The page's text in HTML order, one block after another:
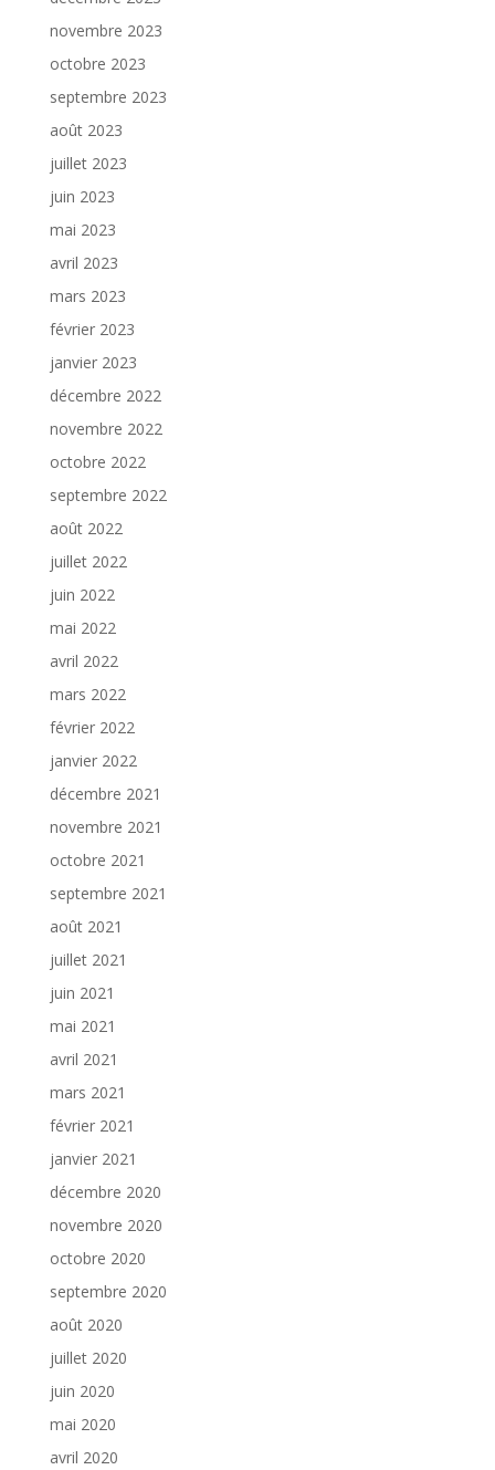
novembre 2023
octobre 2023
septembre 2023
août 2023
juillet 2023
juin 2023
mai 2023
avril 2023
mars 2023
février 2023
janvier 2023
décembre 2022
novembre 2022
octobre 2022
septembre 2022
août 2022
juillet 2022
juin 2022
mai 2022
avril 2022
mars 2022
février 2022
janvier 2022
décembre 2021
novembre 2021
octobre 2021
septembre 2021
août 2021
juillet 2021
juin 2021
mai 2021
avril 2021
mars 2021
février 2021
janvier 2021
décembre 2020
novembre 2020
octobre 2020
septembre 2020
août 2020
juillet 2020
juin 2020
mai 2020
avril 2020